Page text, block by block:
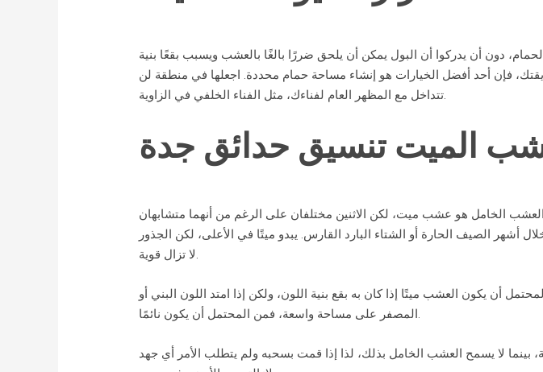
دون أن يدركوا أن البول يمكن أن يلحق ضررًا بالغًا بالعشب ويسبب بقعًا بنية
فإن أحد أفضل الخيارات هو إنشاء مساحة حمام محددة. اجعلها في منطقة لن
تتداخل مع المظهر العام لفناءك، مثل الفناء الخلفي في الزاوية.
الميت تنسيق حدائق جدة
العشب الخامل هو عشب ميت، لكن الاثنين مختلفان على الرغم من أنهما متشابهان
أشهر الصيف الحارة أو الشتاء البارد القارس. يبدو ميتًا في الأعلى، لكن الجذور
لا تزال قوية.
أن يكون العشب ميتًا إذا كان به بقع بنية اللون، ولكن إذا امتد اللون البني أو
المصفر على مساحة واسعة، فمن المحتمل أن يكون نائمًا.
لا يسمح العشب الخامل بذلك، لذا إذا قمت بسحبه ولم يتطلب الأمر أي جهد